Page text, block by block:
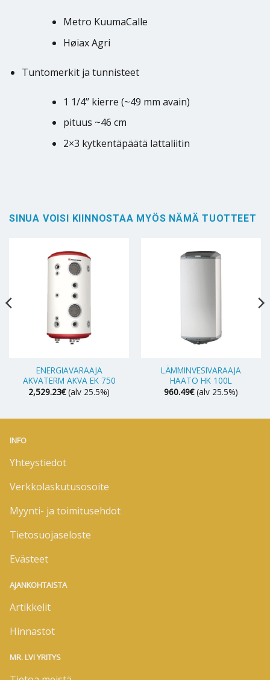
Metro KuumaCalle
Høiax Agri
Tuntomerkit ja tunnisteet
1 1/4’’ kierre (~49 mm avain)
pituus ~46 cm
2×3 kytkentäpäätä lattaliitin
SINUA VOISI KIINNOSTAA MYÖS NÄMÄ TUOTTEET
ENERGIAVARAAJA
AKVATERM AKVA EK 750
2,529.23€ (alv 25.5%)
LÄMMINVESIVARAAJA
HAATO HK 100L
960.49€ (alv 25.5%)
INFO
Yhteystiedot
Verkkolaskutusosoite
Myynti- ja toimitusehdot
Tietosuojaseloste
Evästeet
AJANKOHTAISTA
Artikkelit
Hinnastot
MR. LVI YRITYS